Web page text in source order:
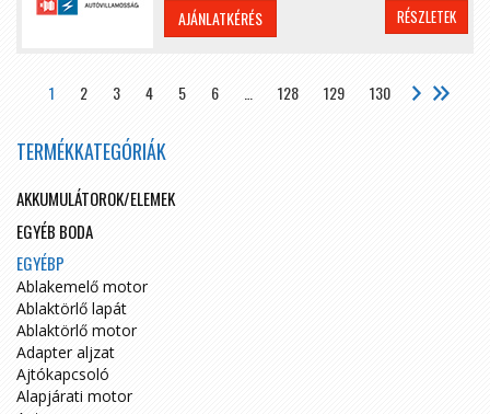
AJÁNLATKÉRÉS RÉSZLETEK
1 2 3 4 5 6 128 129 130
TERMÉKKATEGÓRIÁK
AKKUMULÁTOROK/ELEMEK
EGYÉB BODA
EGYÉBP
Ablakemelő motor
Ablaktörlő lapát
Ablaktörlő motor
Adapter aljzat
Ajtókapcsoló
Alapjárati motor